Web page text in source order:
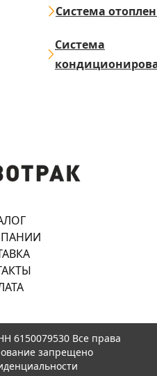
Система
Система
6150079530 Все права
запрещено